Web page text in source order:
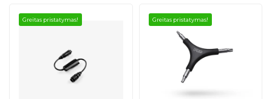
Greitas pristatymas! Greitas pristatymas!